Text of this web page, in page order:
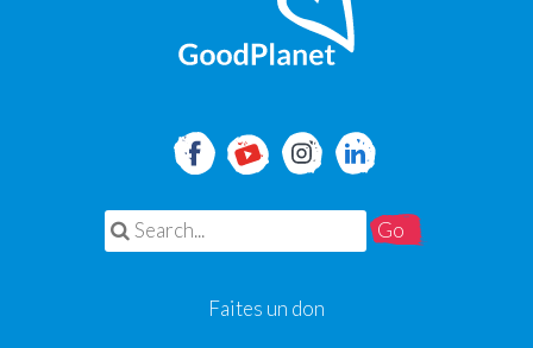
Search for:
Faites un don